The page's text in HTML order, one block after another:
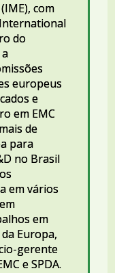
com
do
europeus
e
em EMC
de
para
no Brasil
em vários
em
Europa,
gerente
e SPDA.